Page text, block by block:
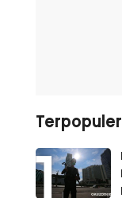
Terpopuler